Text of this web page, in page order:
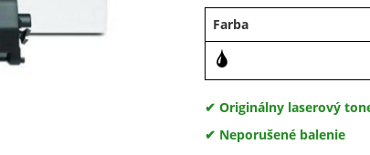
Farba
✔ Originálny laserový
✔ Neporušené balenie